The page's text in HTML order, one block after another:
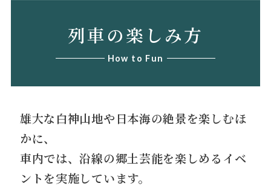
列車の楽しみ方
How to Fun
雄大な白神山地や日本海の絶景を楽しむほ
かに、
車内では、沿線の郷土芸能を楽しめるイベ
ントを実施しています。